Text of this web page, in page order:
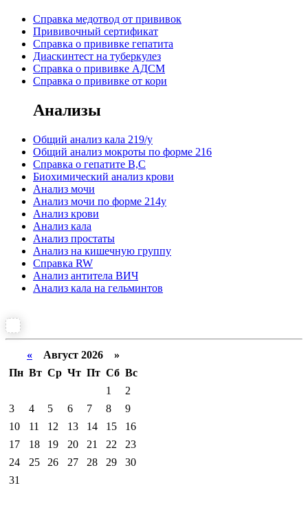
Справка медотвод от прививок
Прививочный сертификат
Cправка о прививке гепатита
Диаскинтест на туберкулез
Справка о прививке АДСМ
Справка о прививке от кори
Анализы
Общий анализ кала 219/у
Общий анализ мокроты по форме 216
Справка о гепатите B,C
Биохимический анализ крови
Анализ мочи
Анализ мочи по форме 214у
Анализ крови
Анализ кала
Анализ простаты
Анализ на кишечную группу
Справка RW
Анализ антитела ВИЧ
Анализ кала на гельминтов
« Август 2026 »
Пн Вт Ср Чт Пт Сб Вс
1
2
3
4 5 6 7 8
9
10
11 12 13 14 15
16
17
18 19 20 21 22
23
24
25 26 27 28 29
30
31